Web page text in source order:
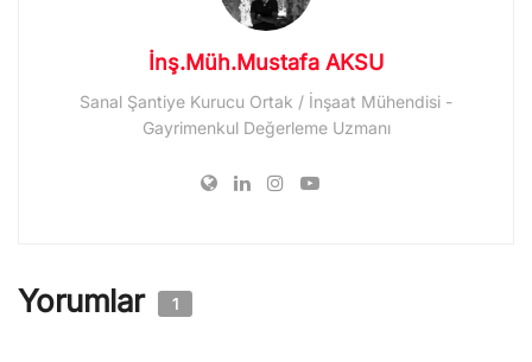
İnş.Müh.Mustafa AKSU
Sanal Şantiye Kurucu Ortak / İnşaat Mühendisi -
Gayrimenkul Değerleme Uzmanı
Yorumlar 1